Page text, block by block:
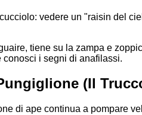
vedere un "raisin del
tiene su la zampa e
i segni di anafilassi.
(Il
di ape continua a pompare